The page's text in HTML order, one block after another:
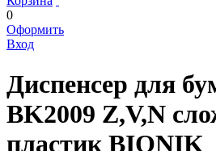
0
Оформить
Вход
Диспенсер для
BK2009 Z,V,N
пластик BIONIK